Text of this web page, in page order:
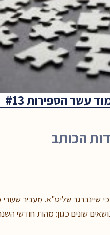
עשר הספירות #13
הכותב
שליט"א. מעביר שעורי
שונים כגון: מהות חודשי